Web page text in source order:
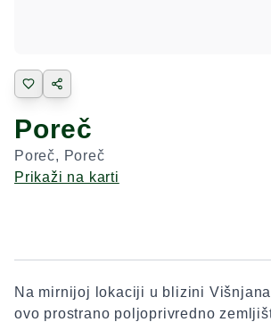
Poreč
Poreč, Poreč
Prikaži na karti
Na mirnijoj lokaciji u blizini
ovo prostrano poljoprivredno